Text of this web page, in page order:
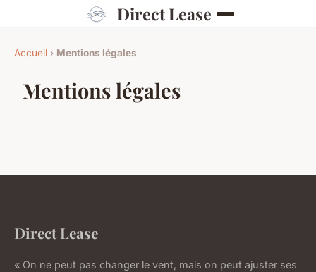
Direct Lease
Accueil › Mentions légales
Mentions légales
Direct Lease
« On ne peut pas changer le vent, mais on peut ajuster ses